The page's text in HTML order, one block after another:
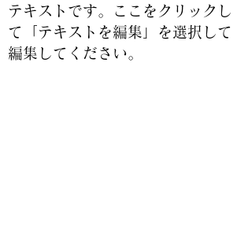
テキストです。ここをクリックし
て「テキストを編集」を選択して
編集してください。